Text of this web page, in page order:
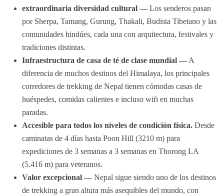
extraordinaria diversidad cultural — Los senderos pasan
por Sherpa, Tamang, Gurung, Thakali, Budista Tibetano y las
comunidades hindúes, cada una con arquitectura, festivales y
tradiciones distintas.
Infraestructura de casa de té de clase mundial — A
diferencia de muchos destinos del Himalaya, los principales
corredores de trekking de Nepal tienen cómodas casas de
huéspedes, comidas calientes e incluso wifi en muchas
paradas.
Accesible para todos los niveles de condición física. Desde
caminatas de 4 días hasta Poon Hill (3210 m) para
expediciones de 3 semanas a 3 semanas en Thorong LA
(5.416 m) para veteranos.
Valor excepcional — Nepal sigue siendo uno de los destinos
de trekking a gran altura más asequibles del mundo, con